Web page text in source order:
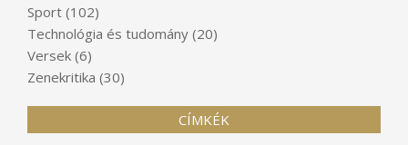
Sport (102)
Technológia és tudomány (20)
Versek (6)
Zenekritika (30)
CÍMKÉK